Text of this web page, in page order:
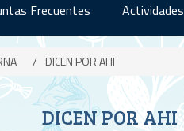
Frecuentes Actividades
/ DICEN POR AHI
DICEN POR AHI